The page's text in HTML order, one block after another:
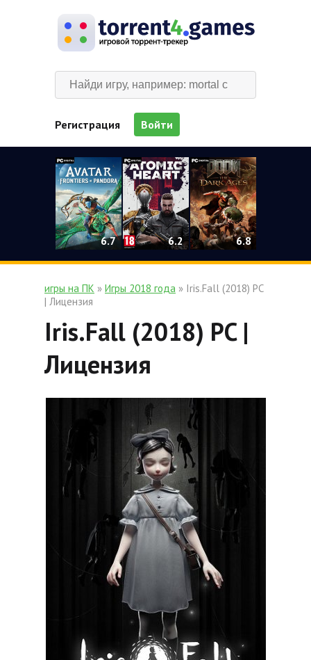
Регистрация Войти
6.7 6.2 6.8
игры на ПК » Игры 2018 года » Iris.Fall (2018) PC
| Лицензия
Iris.Fall (2018) PC |
Лицензия